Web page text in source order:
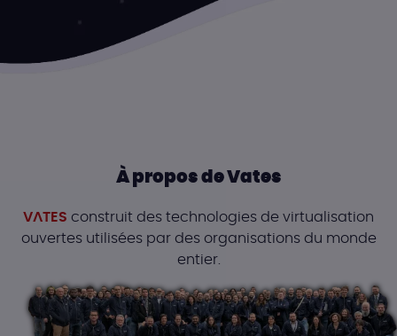
À propos de Vates
VATES construit des technologies de virtualisation
ouvertes utilisées par des organisations du monde
entier.